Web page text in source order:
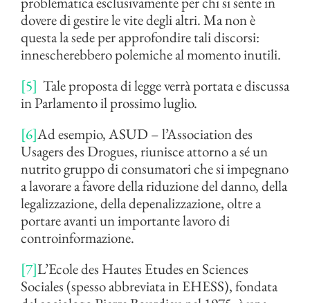
dovere di gestire le vite degli altri. Ma non è
questa la sede per approfondire tali discorsi:
innescherebbero polemiche al momento inutili.
[5] Tale proposta di legge verrà portata e discussa
in Parlamento il prossimo luglio.
[6]Ad esempio, ASUD – l’Association des
Usagers des Drogues, riunisce attorno a sé un
nutrito gruppo di consumatori che si impegnano
a lavorare a favore della riduzione del danno, della
legalizzazione, della depenalizzazione, oltre a
portare avanti un importante lavoro di
controinformazione.
[7]L’Ecole des Hautes Etudes en Sciences
Sociales (spesso abbreviata in EHESS), fondata